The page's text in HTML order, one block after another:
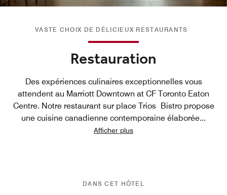
VASTE CHOIX DE DÉLICIEUX RESTAURANTS
Restauration
Des expériences culinaires exceptionnelles vous
attendent au Marriott Downtown at CF Toronto Eaton
Centre. Notre restaurant sur place Trios Bistro propose
une cuisine canadienne contemporaine élaborée...
Afficher plus
DANS CET HÔTEL